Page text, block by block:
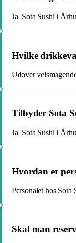
Ja, Sota Sushi i
Hvilke
Udover
Tilbyder Sota
Ja, Sota Sushi i
Hvordan er
Personalet hos
Skal man